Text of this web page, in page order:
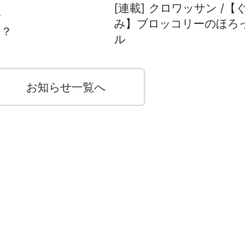
[連載] クロワッサン /【
み】ブロッコリーのほろ
ル
お知らせ一覧へ